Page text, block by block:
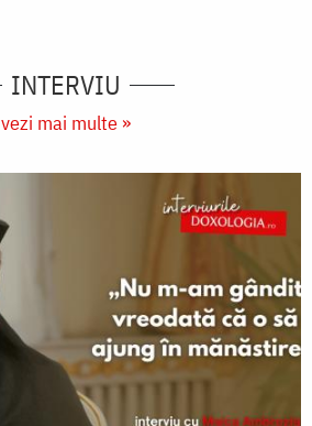
INTERVIU
vezi mai multe »